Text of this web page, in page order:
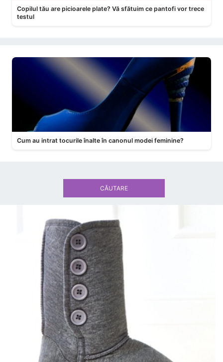
Copilul tău are picioarele plate? Vă sfătuim ce pantofi vor trece
testul
Cum au intrat tocurile înalte în canonul modei feminine?
CĂUTARE